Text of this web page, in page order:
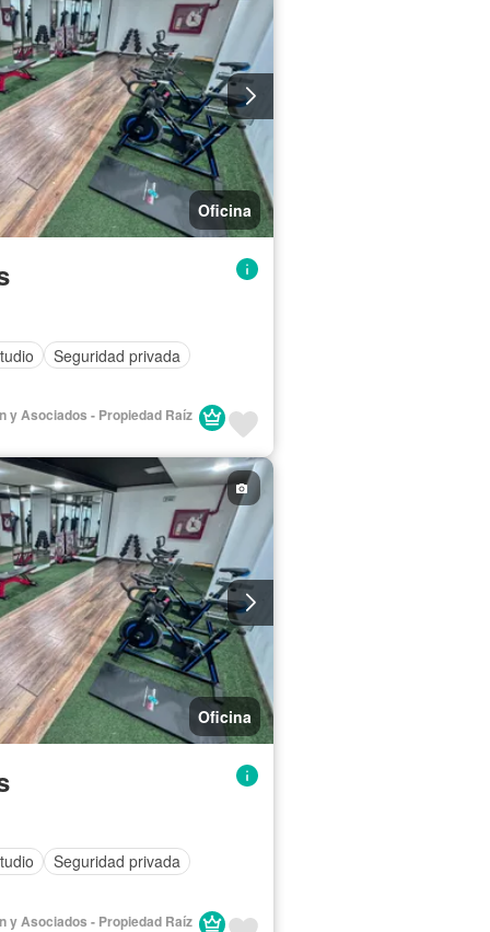
Oficina
Seguridad privada
y Asociados - Propiedad Raíz
Oficina
Seguridad privada
y Asociados - Propiedad Raíz